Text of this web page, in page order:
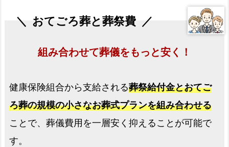
おてごろ葬と葬祭費
組み合わせて葬儀をもっと安く！
健康保険組合から支給される葬祭給付金とおてご
ろ葬の規模の小さなお葬式プランを組み合わせる
ことで、葬儀費用を一層安く抑えることが可能で
す。